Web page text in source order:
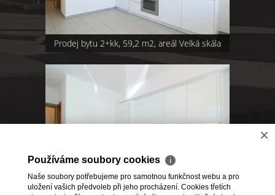
Prodej bytu 2+kk, 59,2 m2, areál Velká skála
REZERVOVÁNO Dlouhodobý pronájem bytu
×
Používáme soubory cookies ℹ
Naše soubory potřebujeme pro samotnou funkčnost webu a pro
uložení vašich předvoleb při jeho procházení. Cookies třetích